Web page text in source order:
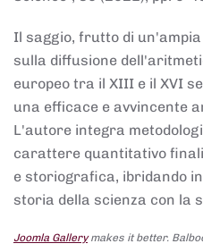
Il saggio, frutto di
sulla diffusione
europeo tra il XIII e il XVI
una efficace e avvincente
L'autore integra
carattere quantitativo
e storiografica, ibridando
storia della scienza con la
Joomla Gallerymakes it better.